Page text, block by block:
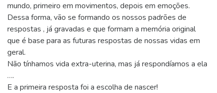
mundo, primeiro em movimentos, depois em emoções.
Dessa forma, vão se formando os nossos padrões de
respostas , já gravadas e que formam a memória original
que é base para as futuras respostas de nossas vidas em
geral.
Não tínhamos vida extra-uterina, mas já respondíamos a ela
….
E a primeira resposta foi a escolha de nascer!